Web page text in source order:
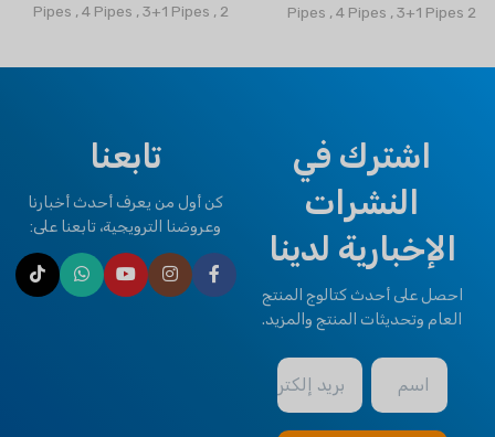
2 Pipes
,4 Pipes ,3+1 Pipes
ماركة كليمابرو
OPTIONAL FUNCTION
Motorized Valves &
Thermostat Controller
FUNCTION
Fresh Air
2 Pipes
,4 Pipes ,3+1 Pipes ,
OPTIONAL FUNCTION
BMS Module ,Motorized
Valves & Thermostat
Controller
اشترك في
النشرات
الإخبارية لدينا
احصل على أحدث كتالوج المنتج
العام وتحديثات المنتج والمزيد.
اسم بريد إلكتروني
تابعنا
كن أول من يعرف أحدث أخبارنا
وعروضنا الترويجية، تابعنا على: